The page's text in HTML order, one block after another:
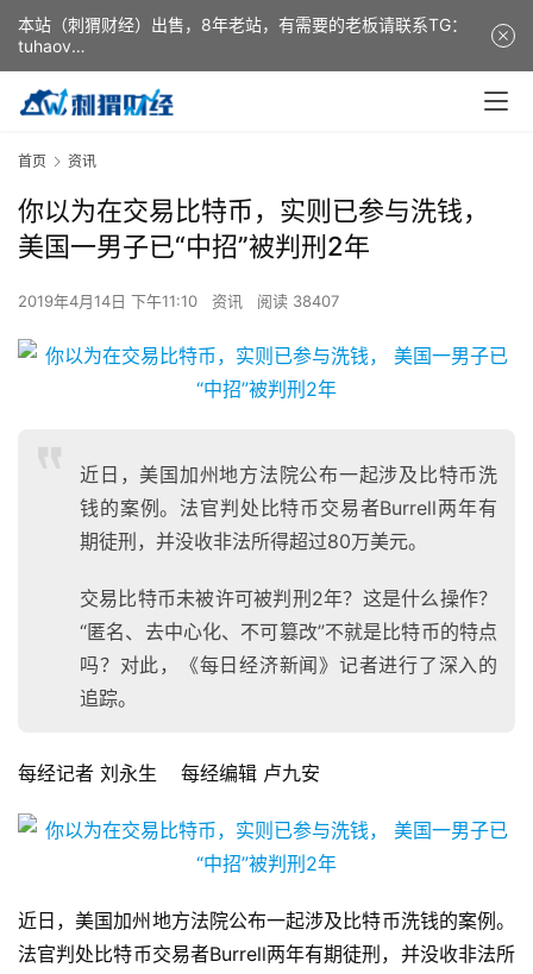
首页 资讯
你以为在交易比特币，实则已参与洗钱，
美国一男子已“中招”被判刑2年
2019年4月14日 下午11:10 资讯 阅读 38407
近日，美国加州地方法院公布一起涉及比特币洗
钱的案例。法官判处比特币交易者Burrell两年有
期徒刑，并没收非法所得超过80万美元。
交易比特币未被许可被判刑2年？这是什么操作？
“匿名、去中心化、不可篡改”不就是比特币的特点
吗？对此，《每日经济新闻》记者进行了深入的
追踪。
每经记者 刘永生 每经编辑 卢九安
近日，美国加州地方法院公布一起涉及比特币洗钱的案例。
法官判处比特币交易者Burrell两年有期徒刑，并没收非法所
本站（刺猬财经）出售，8年老站，有需要的老板请联系TG：
tuhaov
This website (ciweicaijing) is for sale. It is a 8-year-old
website. If you need it, please contact TG: tuhaov